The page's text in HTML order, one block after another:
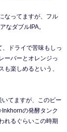
なってますが、フル
なダブルIPA。
ドライで苦味もしっ
ーバーとオレンジっ
楽しめるという、
てますが、このビー
の発酵タンク
れるぐらいこの時期